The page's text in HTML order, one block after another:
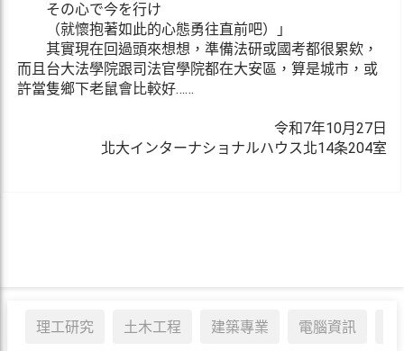
理工研究 土木工程 建築專業 電腦資訊
その心で今を行け
（就懷抱著如此的心態勇往直前吧）」
其實現在回過頭來想想，準備法研或國考都很累欸，
而且台大法學院跟司法官學院都在大安區，算是城市，或
許當隻鄉下老鼠會比較好……
令和7年10月27日
北大インターナショナルハウス北14条204室